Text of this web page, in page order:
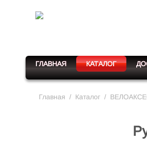
ГЛАВНАЯ КАТАЛОГ
Главная / Каталог /